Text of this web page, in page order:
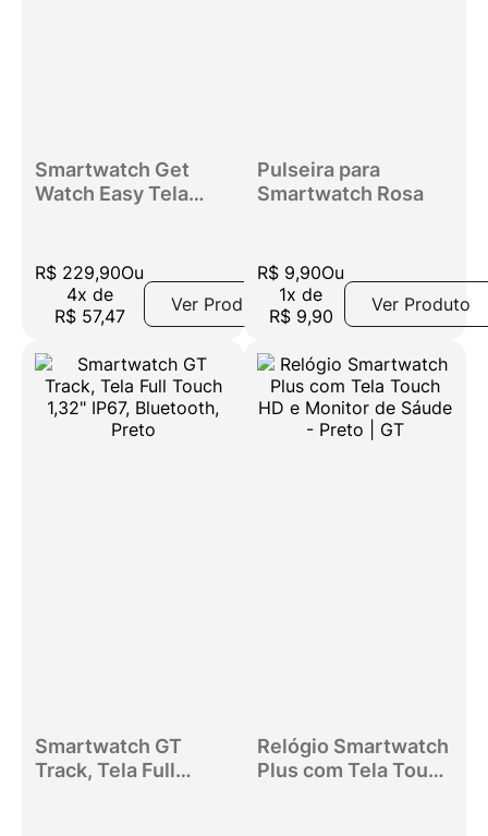
Smartwatch Get
Watch Easy Tela
Azul
R$ 229,90Ou
4x de
R$ 57,47
Ver Produto
Pulseira para
Smartwatch Rosa
R$ 9,90Ou
1x de
R$ 9,90
Ver Produto
Smartwatch GT
Track, Tela Full
Relógio Smartwatch
Plus com Tela Touch